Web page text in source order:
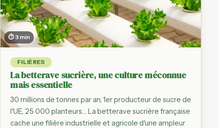
⏱ 3 min
FILIÈRES
La betterave sucrière, une culture méconnue
mais essentielle
30 millions de tonnes par an, 1er producteur de sucre de
l'UE, 25 000 planteurs… La betterave sucrière française
cache une filière industrielle et agricole d'une ampleur